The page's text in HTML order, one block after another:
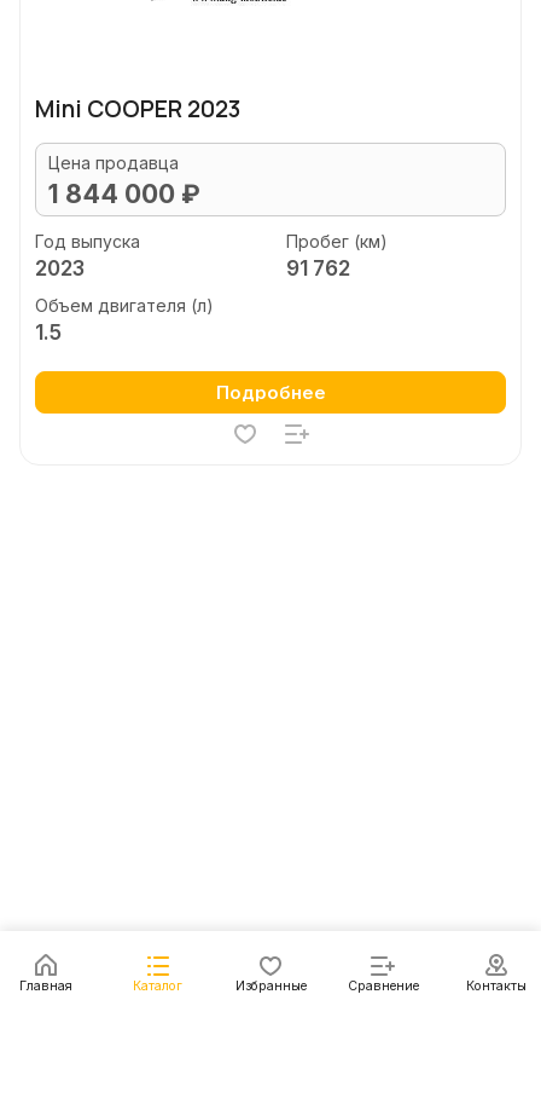
Mini COOPER 2023
Цена продавца
1 844 000 ₽
Год выпуска
2023
Пробег (км)
91 762
Объем двигателя (л)
1.5
Подробнее
Главная Каталог Избранные Сравнение Контакты